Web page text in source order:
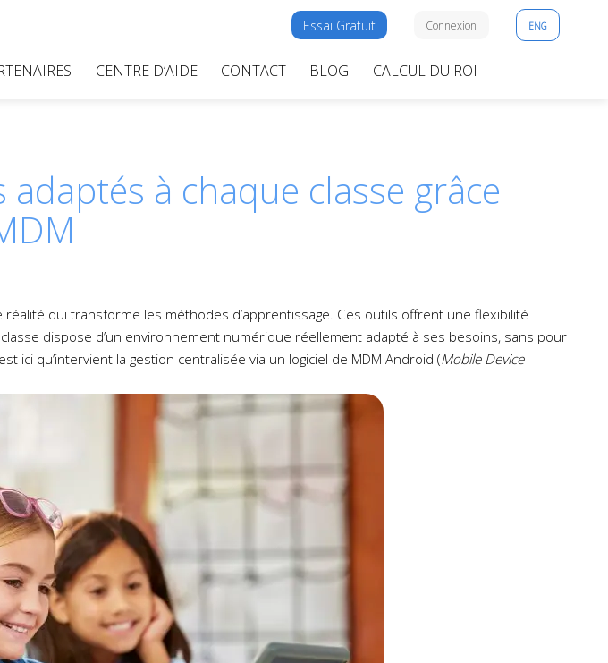
CENTRE D’AIDE CONTACT BLOG CALCUL DU ROI
Essai Gratuit Connexion ENG
à chaque classe grâce
réalité qui transforme les méthodes d’apprentissage. Ces outils offrent une flexibilité
dispose d’un environnement numérique réellement adapté à ses besoins, sans pour
ici qu’intervient la gestion centralisée via un logiciel de MDM Android (Mobile Device